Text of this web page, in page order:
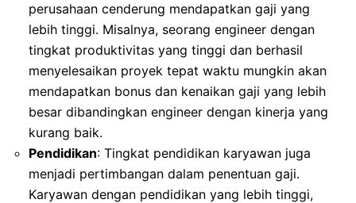
perusahaan cenderung mendapatkan gaji yang
lebih tinggi. Misalnya, seorang engineer dengan
tingkat produktivitas yang tinggi dan berhasil
menyelesaikan proyek tepat waktu mungkin akan
mendapatkan bonus dan kenaikan gaji yang lebih
besar dibandingkan engineer dengan kinerja yang
kurang baik.
Pendidikan: Tingkat pendidikan karyawan juga
menjadi pertimbangan dalam penentuan gaji.
Karyawan dengan pendidikan yang lebih tinggi,